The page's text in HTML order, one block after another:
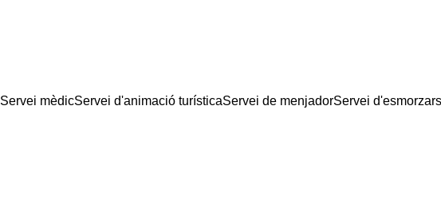
Servei mèdicServei d'animació turísticaServei de menjadorServei d'esmorzars